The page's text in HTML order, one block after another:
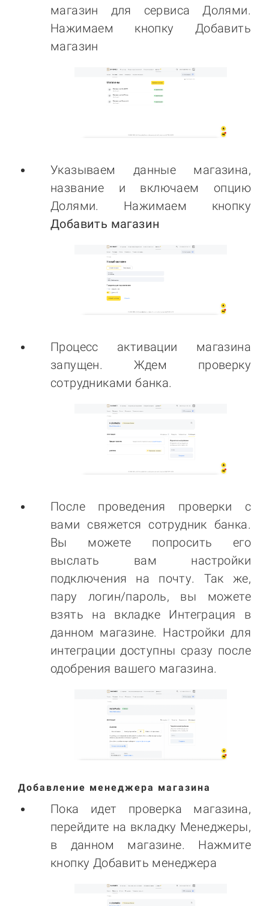
магазин для сервиса Долями.
Нажимаем кнопку Добавить
магазин
Указываем данные магазина,
название и включаем опцию
Долями. Нажимаем кнопку
Добавить магазин
Процесс активации магазина
запущен. Ждем проверку
сотрудниками банка.
После проведения проверки с
вами свяжется сотрудник банка.
Вы можете попросить его
выслать вам настройки
подключения на почту. Так же,
пару логин/пароль, вы можете
взять на вкладке Интеграция в
данном магазине. Настройки для
интеграции доступны сразу после
одобрения вашего магазина.
Добавление менеджера магазина
Пока идет проверка магазина,
перейдите на вкладку Менеджеры,
в данном магазине. Нажмите
кнопку Добавить менеджера